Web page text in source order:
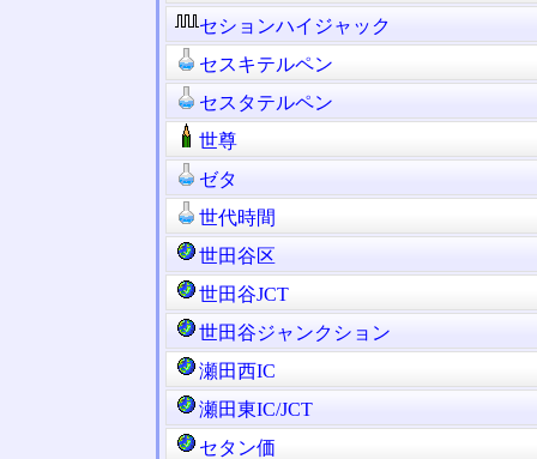
セションハイジャック
セスキテルペン
セスタテルペン
世尊
ゼタ
世代時間
世田谷区
世田谷JCT
世田谷ジャンクション
瀬田西IC
瀬田東IC/JCT
セタン価